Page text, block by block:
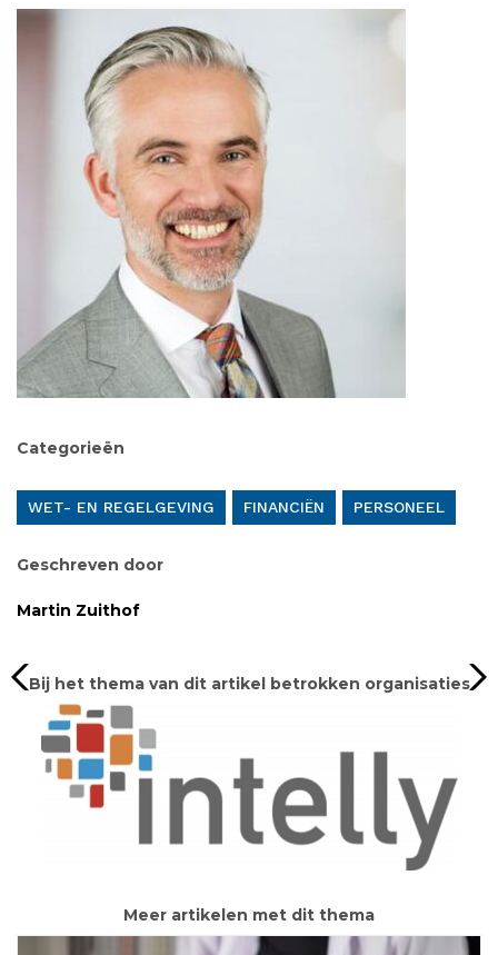
Categorieën
WET- EN REGELGEVING FINANCIËN PERSONEEL
Geschreven door
Martin Zuithof
Bij het thema van dit artikel betrokken organisaties
Meer artikelen met dit thema